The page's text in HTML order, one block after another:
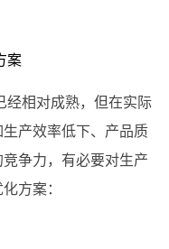
案
经相对成熟，但在实际
产效率低下、产品质
争力，有必要对生产
方案：